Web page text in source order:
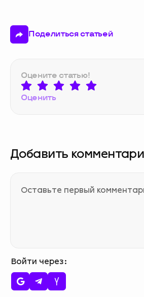
Поделиться статьей
Оцените статью!
Оценить
Добавить
Войти через